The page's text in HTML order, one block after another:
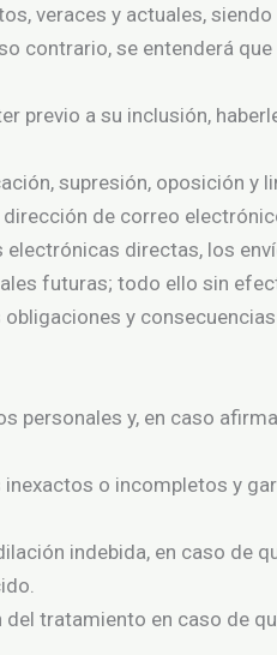
veraces y actuales,
contrario, se entenderá
previo a su inclusión,
supresión, oposición y
dirección de correo
directas, los
futuras; todo ello sin
y
personales y, en caso
o incompletos y
indebida, en caso de
tratamiento en caso de